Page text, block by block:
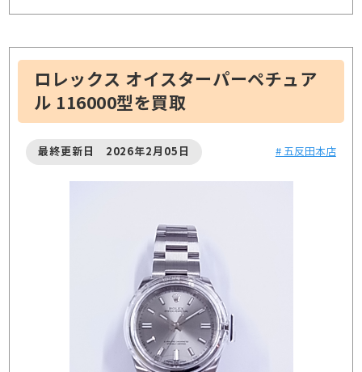
ロレックス オイスターパーペチュア
ル 116000型を買取
最終更新日 2026年2月05日 # 五反田本店